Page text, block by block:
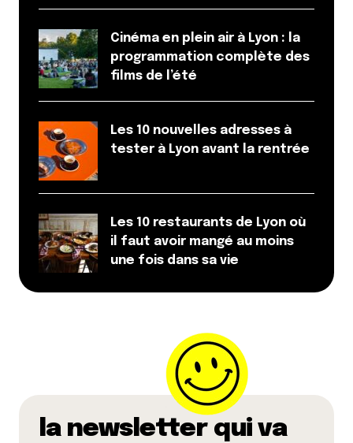
Cinéma en plein air à Lyon : la
programmation complète des
films de l’été
Les 10 nouvelles adresses à
tester à Lyon avant la rentrée
Les 10 restaurants de Lyon où
il faut avoir mangé au moins
une fois dans sa vie
la newsletter qui va